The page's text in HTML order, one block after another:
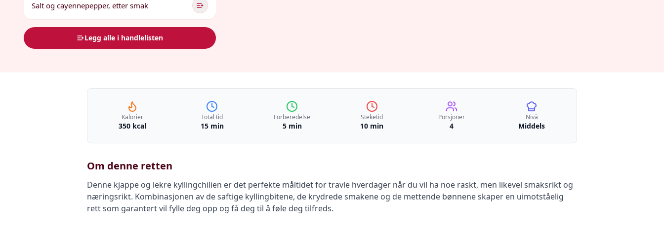
Salt og cayennepepper, etter smak
Legg alle i handlelisten
Kalorier
350 kcal
Total tid
15 min
Forberedelse
5 min
Steketid
10 min
Porsjoner
4
Nivå
Middels
Om denne retten
Denne kjappe og lekre kyllingchilien er det perfekte måltidet for travle hverdager når du vil ha noe raskt, men likevel smaksrikt og
næringsrikt. Kombinasjonen av de saftige kyllingbitene, de krydrede smakene og de mettende bønnene skaper en uimotståelig
rett som garantert vil fylle deg opp og få deg til å føle deg tilfreds.